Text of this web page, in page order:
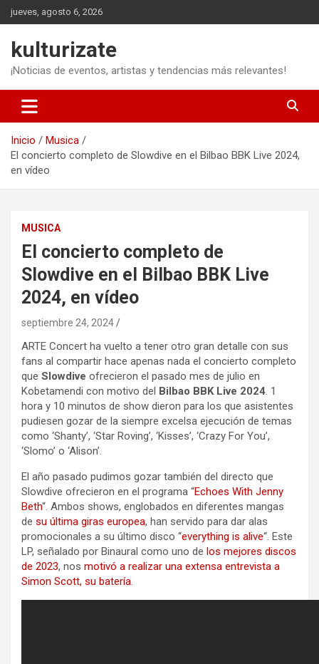
Saltar
al
jueves, agosto 6, 2026
kulturizate
¡Noticias de eventos, artistas y tendencias más relevantes!
Inicio
Musica
El concierto completo de Slowdive en el Bilbao BBK Live 2024,
en vídeo
MUSICA
El concierto completo de
Slowdive en el Bilbao BBK Live
2024, en vídeo
septiembre 24, 2024
ARTE Concert ha vuelto a tener otro gran detalle con sus
fans al compartir hace apenas nada el concierto completo
que Slowdive ofrecieron el pasado mes de julio en
Kobetamendi con motivo del Bilbao BBK Live 2024. 1
hora y 10 minutos de show dieron para los que asistentes
pudiesen gozar de la siempre excelsa ejecución de temas
como ‘Shanty’, ‘Star Roving’, ‘Kisses’, ‘Crazy For You’,
‘Slomo’ o ‘Alison’.
El año pasado pudimos gozar también del directo que
Slowdive ofrecieron en el programa “Echoes With Jenny
Beth“. Ambos shows, englobados en diferentes mangas
de su última giras europea, han servido para dar alas
promocionales a su último disco “everything is alive“. Este
LP, señalado por Binaural como uno de los mejores discos
de 2023, nos motivó a realizar una extensa entrevista a
Simon Scott, su batería.